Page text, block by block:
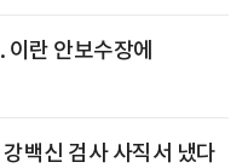
란 안보수장에
백신 검사 사직서 냈다